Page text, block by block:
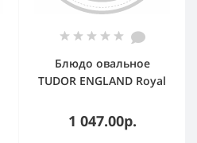
Блюдо овальное
TUDOR ENGLAND Royal
1 047.00р.